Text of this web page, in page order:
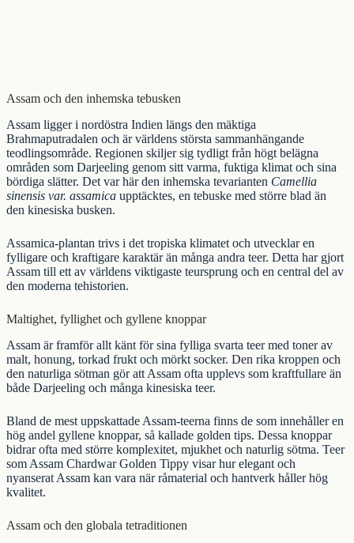
Assam och den inhemska tebusken
Assam ligger i nordöstra Indien längs den mäktiga
Brahmaputradalen och är världens största sammanhängande
teodlingsområde. Regionen skiljer sig tydligt från högt belägna
områden som Darjeeling genom sitt varma, fuktiga klimat och sina
bördiga slätter. Det var här den inhemska tevarianten Camellia
sinensis var. assamica upptäcktes, en tebuske med större blad än
den kinesiska busken.
Assamica-plantan trivs i det tropiska klimatet och utvecklar en
fylligare och kraftigare karaktär än många andra teer. Detta har gjort
Assam till ett av världens viktigaste teursprung och en central del av
den moderna tehistorien.
Maltighet, fyllighet och gyllene knoppar
Assam är framför allt känt för sina fylliga svarta teer med toner av
malt, honung, torkad frukt och mörkt socker. Den rika kroppen och
den naturliga sötman gör att Assam ofta upplevs som kraftfullare än
både Darjeeling och många kinesiska teer.
Bland de mest uppskattade Assam-teerna finns de som innehåller en
hög andel gyllene knoppar, så kallade golden tips. Dessa knoppar
bidrar ofta med större komplexitet, mjukhet och naturlig sötma. Teer
som Assam Chardwar Golden Tippy visar hur elegant och
nyanserat Assam kan vara när råmaterial och hantverk håller hög
kvalitet.
Assam och den globala tetraditionen